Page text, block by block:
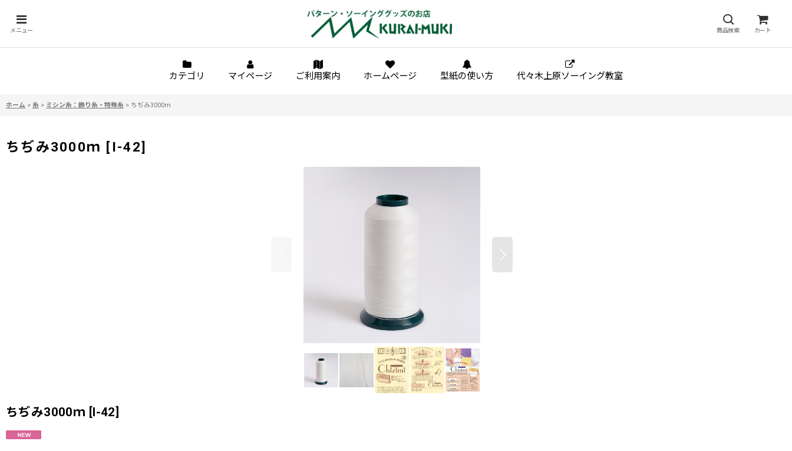
メニュー 商品検索 カート
カテゴリ マイページ ご利用案内 ホームページ 型紙の使い方 代々木上原ソーイング教室
ホーム > 糸 > ミシン糸：飾り糸・特殊糸 > ちぢみ3000ｍ
ちぢみ3000ｍ [ I-42]
ちぢみ3000ｍ [I-42]